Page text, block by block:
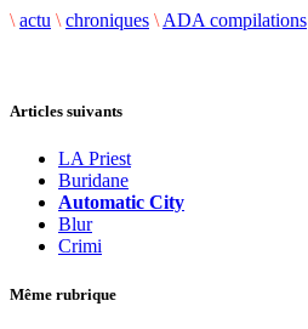
\ actu \ chroniques \ ADA compilations
Articles suivants
LA Priest
Buridane
Automatic City
Blur
Crimi
Même rubrique